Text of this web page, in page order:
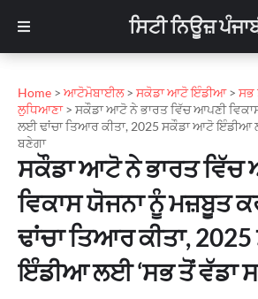
ਸਿਟੀ ਨਿਊਜ਼
Home > ਆਟੋਮੋਬਾਈਲ> ਸਕੋਡਾ ਆਟੋ ਇੰਡੀਆ> ਸਭ
ਲੁਧਿਆਣਾ> ਸਕੌਡਾ ਆਟੋ ਨੇ ਭਾਰਤ ਵਿੱਚ ਆਪਣੀ
ਲਈ ਢਾਂਚਾ ਤਿਆਰ ਕੀਤਾ, 2025 ਸਕੌਡਾ ਆਟੋ ਇੰਡੀਆ
ਬਣੇਗਾ
ਸਕੌਡਾ ਆਟੋ ਨੇ ਭਾਰਤ ਵਿੱਚ
ਵਿਕਾਸ ਯੋਜਨਾ ਨੂੰ ਮਜ਼ਬੂਤ
ਢਾਂਚਾ ਤਿਆਰ ਕੀਤਾ,
ਇੰਡੀਆ ਲਈ ‘ਸਭ ਤੋਂ ਵੱਡਾ